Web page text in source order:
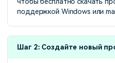
поддержкой Windows или
Шаг 2: Создайте новый